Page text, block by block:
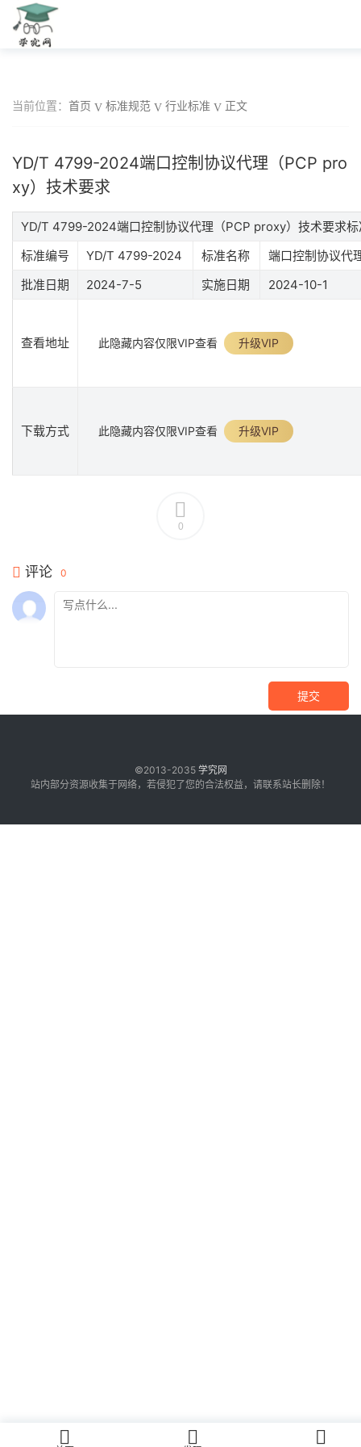
当前位置： 首页 标准规范 行业标准 正文
YD/T 4799-2024端口控制协议代理（PCP pro
xy）技术要求
YD/T 4799-2024端口控制协议代理（PCP proxy）技术要求标
标准编号
YD/T 4799-2024 标准名称
端口控制协议代
批准日期
2024-7-5 实施日期 2024-10-1
查看地址 此隐藏内容仅限VIP查看 升级VIP
下载方式 此隐藏内容仅限VIP查看 升级VIP
0
评论 0
提交
©2013-2035 学究网
站内部分资源收集于网络，若侵犯了您的合法权益，请联系站长删除！